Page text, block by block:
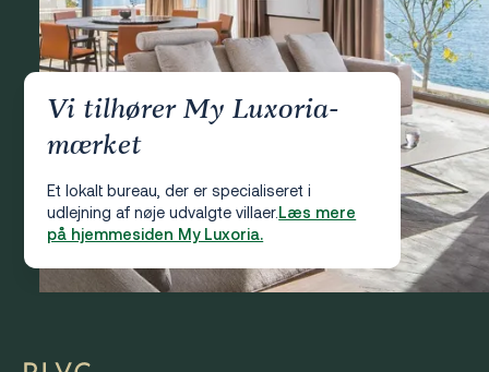
Vi tilhører My Luxoria-
mærket
Et lokalt bureau, der er specialiseret i
udlejning af nøje udvalgte villaer.Læs mere
på hjemmesiden My Luxoria.